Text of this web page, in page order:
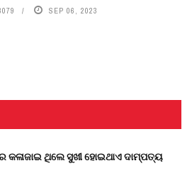
SEP 06, 2023
କଳାଜାଇ ଥିଲେ ସୁଖୀ ହୋଇଥାଏ ଦାମ୍ପତ୍ୟ